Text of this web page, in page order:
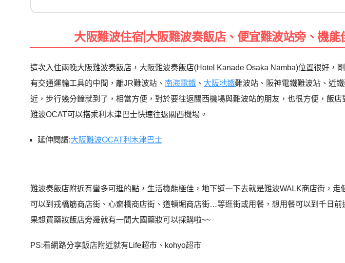
大阪難波住宿|大阪難波奏飯店、便宜難波站旁、機能
這次入住兩晚大阪難波奏飯店，大阪難波奏飯店(Hotel Kanade Osaka Namba)位置很好，
有交通運輸工具的中間，離JR難波站、 南海電鐵 、 大阪地鐵難波站、阪神電鐵難波站、近
近，步行幾分鐘就到了，相當方便，對於要往返關西機場與難波站的朋友，也很方便，飯店
難波OCAT可以搭乘利木津巴士快速往返關西機場。
延伸閱讀:大阪難波OCAT利木津巴士
難波奏飯店附近有蠻多可逛的點，生活機能極佳，地下道一下去就是難波WALK商店街，走
可以到戎橋筋商店街、心齋橋商店街、道頓堀商店街…等逛街或用餐，想用餐可以到千日前
果想買藥妝飯店旁邊就有一間大國藥妝可以採購啦~~
PS:看網路分享飯店附近就有Life超市、kohyo超市